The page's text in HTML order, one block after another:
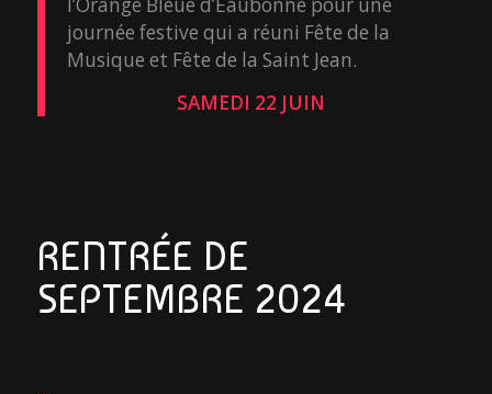
journée festive qui a réuni Fête de la
Musique et Fête de la Saint Jean.
SAMEDI 22 JUIN
RENTRÉE DE
SEPTEMBRE 2024